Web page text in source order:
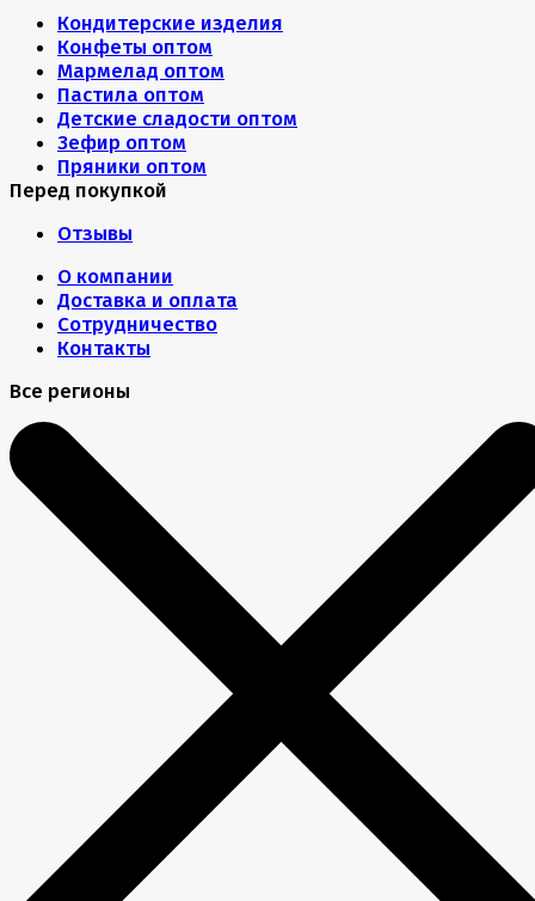
Кондитерские изделия
Конфеты оптом
Мармелад оптом
Пастила оптом
Детские сладости оптом
Зефир оптом
Пряники оптом
Перед покупкой
Отзывы
О компании
Доставка и оплата
Сотрудничество
Контакты
Все регионы